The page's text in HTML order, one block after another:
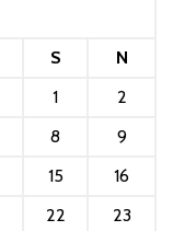
S
N
1
2
8
9
15
16
22
23